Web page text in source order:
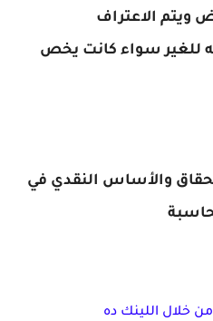
ويتم الاعتراف
للغير سواء كانت يخص
والأساس النقدي في
خلال اللينك ده